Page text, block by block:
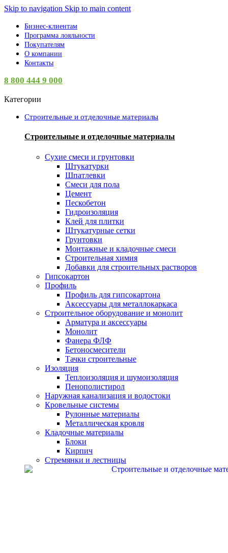
Skip to navigation Skip to main content
Бизнес-клиентам
Программа лояльности
Покупателям
О компании
Контакты
8 800 444 9 000
Категории
Строительные и отделочные материалы
Строительные и отделочные материалы
Сухие смеси и грунтовки
Штукатурки
Шпатлевки
Смеси для пола
Цемент
Пескобетон
Гидроизоляция
Клей для плитки
Штукатурные сетки
Грунтовки
Монтажные и кладочные смеси
Строительная химия
Добавки для строительных растворов
Гипсокартон
Профиль
Профиль для гипсокартона
Аксессуары для металлокаркаса
Строительное оборудование и монолит
Арматура и аксессуары
Монолит
Фанера ФЛФ
Бетоносмесители
Тачки строительные
Изоляция
Теплоизоляция и шумоизоляция
Пенополистирол
Наружная канализация и водостоки
Кровельные системы
Рулонные материалы
Металлическая кровля
Кладочные материалы
Блоки
Кирпич
Стремянки и лестницы